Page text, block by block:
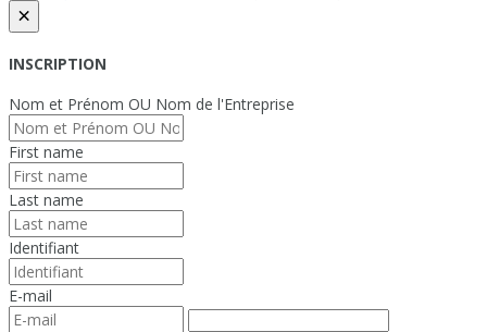
×
INSCRIPTION
Nom et Prénom OU Nom de l'Entreprise
First name
Last name
Identifiant
E-mail